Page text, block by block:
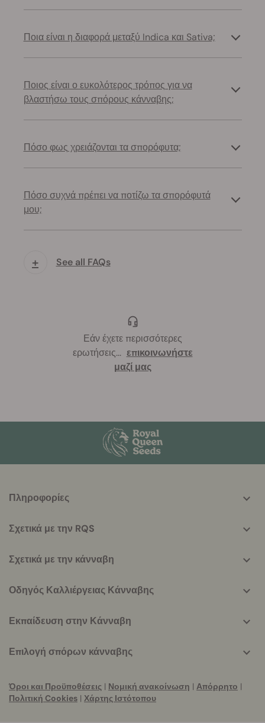
Ποια είναι η διαφορά μεταξύ Indica και Sativa;
Ποιος είναι ο ευκολότερος τρόπος για να
βλαστήσω τους σπόρους κάνναβης;
Πόσο φως χρειάζονται τα σπορόφυτα;
Πόσο συχνά πρέπει να ποτίζω τα σπορόφυτά
μου;
+ See all FAQs
Εάν έχετε περισσότερες
ερωτήσεις... επικοινωνήστε
μαζί μας
helpful
Πληροφορίες
Σχετικά με την RQS
Σχετικά με την κάνναβη
Οδηγός Καλλιέργειας Κάνναβης
Εκπαίδευση στην Κάνναβη
Επιλογή σπόρων κάνναβης
Όροι και Προϋποθέσεις | Νομική ανακοίνωση | Απόρρητο |
Πολιτική Cookies | Χάρτης Ιστότοπου